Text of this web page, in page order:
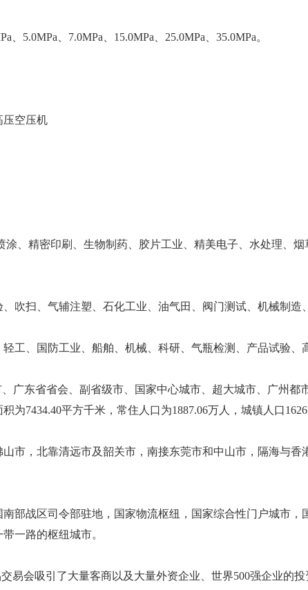
5.0MPa、7.0MPa、15.0MPa、25.0MPa、35.0MPa。
压空压机
、精密印刷、生物制药、胶片工业、精美电子、水处理、
吹扫、气辅注塑、石化工业、油气田、阀门测试、机械制造
工、国防工业、船舶、机械、科研、气瓶检测、产品试验、
广东省省会、副省级市、国家中心城市、超大城市、广州
7434.40平方千米，常住人口为1887.06万人，城镇人口
市，北靠清远市及韶关市，南接东莞市和中山市，隔海与
部战区司令部驻地，国家物流枢纽，国家综合性门户城市
一路的枢纽城市。
易会吸引了大量客商以及大量外资企业、世界500强企业的